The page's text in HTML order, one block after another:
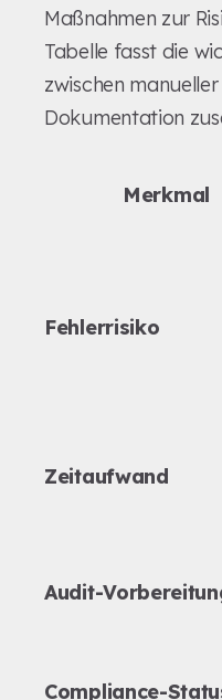
Maßnahmen zur
Tabelle fasst die
zwischen
Dokumentation
Merkmal
Fehlerrisiko
Zeitaufwand
Audit-
Compliance-